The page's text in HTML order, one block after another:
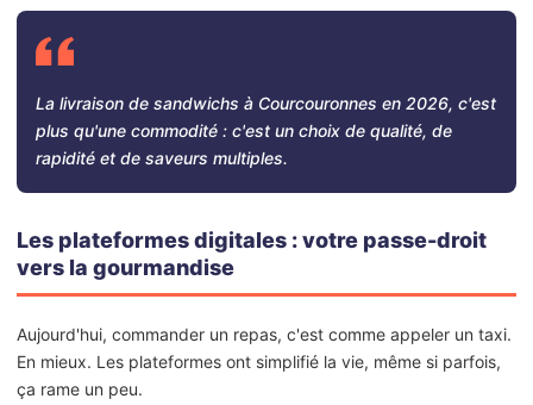
La livraison de sandwichs à Courcouronnes en 2026, c'est
plus qu'une commodité : c'est un choix de qualité, de
rapidité et de saveurs multiples.
Les plateformes digitales : votre passe-droit
vers la gourmandise
Aujourd'hui, commander un repas, c'est comme appeler un taxi.
En mieux. Les plateformes ont simplifié la vie, même si parfois,
ça rame un peu.